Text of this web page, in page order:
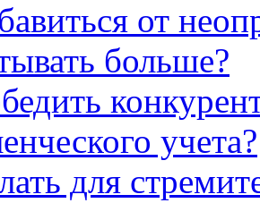
от
больше?
учета?
для